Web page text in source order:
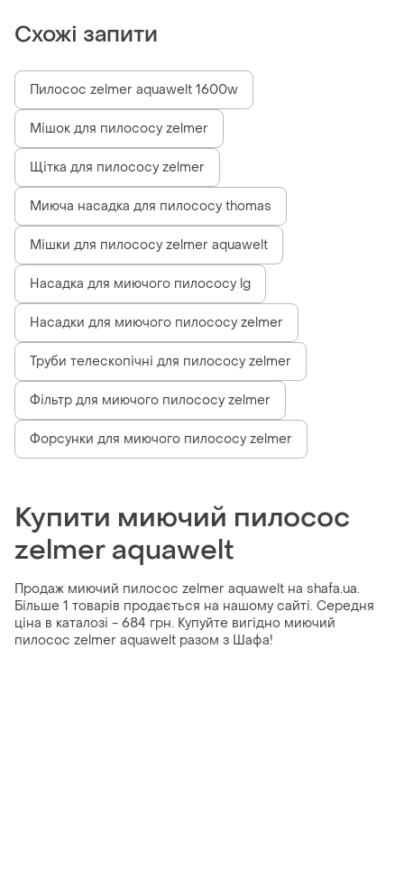
Схожі запити
Пилосос zelmer aquawelt 1600w
Мішок для пилососу zelmer
Щітка для пилососу zelmer
Миюча насадка для пилососу thomas
Мішки для пилососу zelmer aquawelt
Насадка для миючого пилососу lg
Насадки для миючого пилососу zelmer
Труби телескопічні для пилососу zelmer
Фільтр для миючого пилососу zelmer
Форсунки для миючого пилососу zelmer
Купити миючий пилосос
zelmer aquawelt
Продаж миючий пилосос zelmer aquawelt на shafa.ua.
Більше 1 товарів продається на нашому сайті. Середня
ціна в каталозі - 684 грн. Купуйте вигідно миючий
пилосос zelmer aquawelt разом з Шафа!